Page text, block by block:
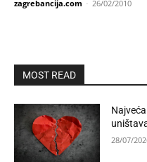
zagrebancija.com - 26/02/2010
MOST READ
28/07/